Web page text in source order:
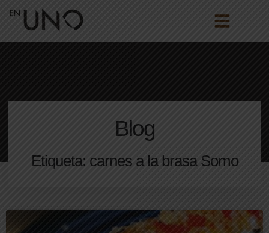
Blog
Etiqueta: carnes a la brasa Somo